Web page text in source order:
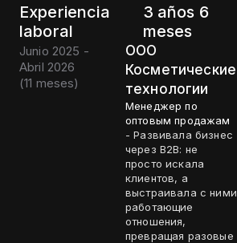
Experiencia
laboral
3 años 6
meses
Junio 2025 -
Abril 2026
(11 meses)
ООО
Косметические
технологии
Менеджер по
оптовым продажам
- Развивала бизнес
через B2B: не
просто искала
клиентов, а
выстраивала с ними
работающие
отношения,
превращая разовые